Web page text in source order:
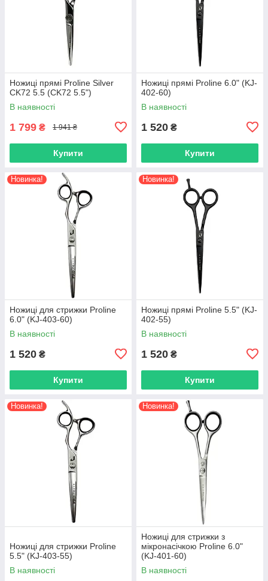
Ножиці прямі Proline Silver
CK72 5.5 (CK72 5.5")
В наявності
1 799 ₴ 1 941 ₴
Купити
Ножиці прямі Proline 6.0" (KJ-
402-60)
В наявності
1 520 ₴
Купити
Новинка!
Ножиці для стрижки Proline
6.0" (KJ-403-60)
В наявності
1 520 ₴
Купити
Новинка!
Ножиці прямі Proline 5.5" (KJ-
402-55)
В наявності
1 520 ₴
Купити
Новинка!
Ножиці для стрижки Proline
5.5" (KJ-403-55)
В наявності
Новинка!
Ножиці для стрижки з
мікронасічкою Proline 6.0"
(KJ-401-60)
В наявності